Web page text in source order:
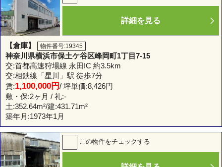
詳細を見る
【倉庫】 物件番号:19345
神奈川県横浜市保土ケ谷区峰岡町1丁目7-15
交:首都高速狩場線 永田IC 約3.5km
交:相鉄線「星川」駅 徒歩7分
賃:1,100,000円/ 坪単価:8,426円
敷・保:2ヶ月 / 礼:-
土:352.64m²/建:431.71m²
築年月:1973年1月
この物件をチェックする